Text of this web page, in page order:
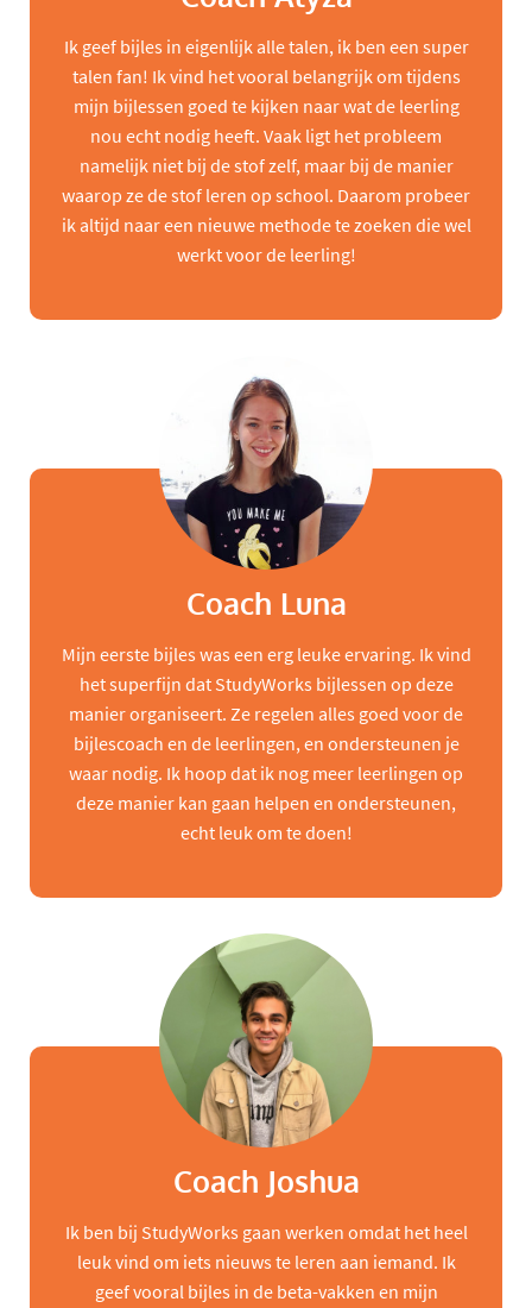
Ik geef bijles in eigenlijk alle talen, ik ben een super
talen fan! Ik vind het vooral belangrijk om tijdens
mijn bijlessen goed te kijken naar wat de leerling
nou echt nodig heeft. Vaak ligt het probleem
namelijk niet bij de stof zelf, maar bij de manier
waarop ze de stof leren op school. Daarom probeer
ik altijd naar een nieuwe methode te zoeken die wel
werkt voor de leerling!
Coach Luna
Mijn eerste bijles was een erg leuke ervaring. Ik vind
het superfijn dat StudyWorks bijlessen op deze
manier organiseert. Ze regelen alles goed voor de
bijlescoach en de leerlingen, en ondersteunen je
waar nodig. Ik hoop dat ik nog meer leerlingen op
deze manier kan gaan helpen en ondersteunen,
echt leuk om te doen!
Coach Joshua
Ik ben bij StudyWorks gaan werken omdat het heel
leuk vind om iets nieuws te leren aan iemand. Ik
geef vooral bijles in de beta-vakken en mijn